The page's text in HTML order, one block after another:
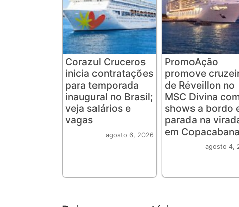
Corazul Cruceros
inicia contratações
para temporada
inaugural no Brasil;
veja salários e
vagas
agosto 6, 2026
PromoAção
promove
de Réveillon no
MSC Divina
shows a bordo
parada na
em Copacabana
agosto 4,